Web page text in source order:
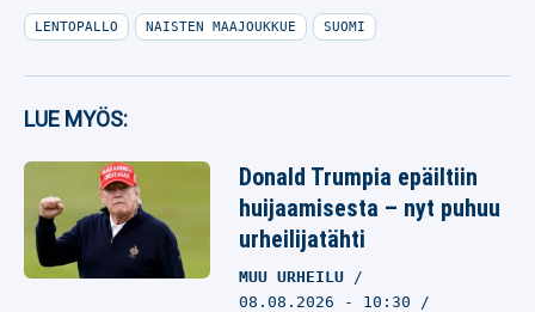
LENTOPALLO NAISTEN MAAJOUKKUE SUOMI
LUE MYÖS:
Donald Trumpia epäiltiin
huijaamisesta – nyt puhuu
urheilijatähti
MUU URHEILU
08.08.2026 - 10:30